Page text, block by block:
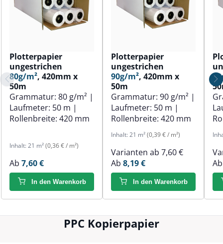
Plotterpapier
ungestrichen
80g/m², 420mm x
50m
Grammatur: 80 g/m² |
Laufmeter: 50 m |
Rollenbreite: 420 mm
Inhalt: 21 m²(0,36 € / m²)
Ab 7,60 €
In den Warenkorb
Plotterpapier
ungestrichen
90g/m², 420mm x
50m
Grammatur: 90 g/m² |
Laufmeter: 50 m |
Rollenbreite: 420 mm
Inhalt: 21 m²(0,39 € / m²)
Varianten ab 7,60 €
Ab 8,19 €
In den Warenkorb
PPC Kopierpapier